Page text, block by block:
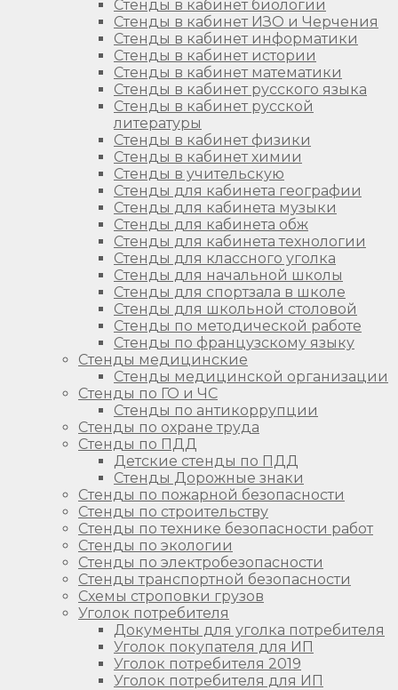
Стенды в кабинет биологии
Стенды в кабинет ИЗО и Черчения
Стенды в кабинет информатики
Стенды в кабинет истории
Стенды в кабинет математики
Стенды в кабинет русского языка
Стенды в кабинет русской
литературы
Стенды в кабинет физики
Стенды в кабинет химии
Стенды в учительскую
Стенды для кабинета географии
Стенды для кабинета музыки
Стенды для кабинета обж
Стенды для кабинета технологии
Стенды для классного уголка
Стенды для начальной школы
Стенды для спортзала в школе
Стенды для школьной столовой
Стенды по методической работе
Стенды по французскому языку
Стенды медицинские
Стенды медицинской организации
Стенды по ГО и ЧС
Стенды по антикоррупции
Стенды по охране труда
Стенды по ПДД
Детские стенды по ПДД
Стенды Дорожные знаки
Стенды по пожарной безопасности
Стенды по строительству
Стенды по технике безопасности работ
Стенды по экологии
Стенды по электробезопасности
Стенды транспортной безопасности
Схемы строповки грузов
Уголок потребителя
Документы для уголка потребителя
Уголок покупателя для ИП
Уголок потребителя 2019
Уголок потребителя для ИП